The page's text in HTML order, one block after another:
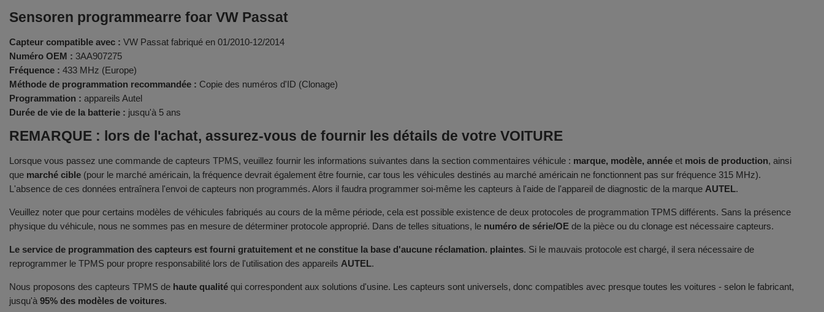
Sensoren programmearre foar VW Passat
Capteur compatible avec : VW Passat fabriqué en 01/2010-12/2014
Numéro OEM : 3AA907275
Fréquence : 433 MHz (Europe)
Méthode de programmation recommandée : Copie des numéros d'ID (Clonage)
Programmation : appareils Autel
Durée de vie de la batterie : jusqu'à 5 ans
REMARQUE : lors de l'achat, assurez-vous de fournir les détails de votre VOITURE
Lorsque vous passez une commande de capteurs TPMS, veuillez fournir les informations suivantes dans la section commentaires véhicule : marque, modèle, année et mois de production, ainsi
que marché cible (pour le marché américain, la fréquence devrait également être fournie, car tous les véhicules destinés au marché américain ne fonctionnent pas sur fréquence 315 MHz).
L'absence de ces données entraînera l'envoi de capteurs non programmés. Alors il faudra programmer soi-même les capteurs à l'aide de l'appareil de diagnostic de la marque AUTEL.
Veuillez noter que pour certains modèles de véhicules fabriqués au cours de la même période, cela est possible existence de deux protocoles de programmation TPMS différents. Sans la présence
physique du véhicule, nous ne sommes pas en mesure de déterminer protocole approprié. Dans de telles situations, le numéro de série/OE de la pièce ou du clonage est nécessaire capteurs.
Le service de programmation des capteurs est fourni gratuitement et ne constitue la base d'aucune réclamation. plaintes. Si le mauvais protocole est chargé, il sera nécessaire de
reprogrammer le TPMS pour propre responsabilité lors de l'utilisation des appareils AUTEL.
Nous proposons des capteurs TPMS de haute qualité qui correspondent aux solutions d'usine. Les capteurs sont universels, donc compatibles avec presque toutes les voitures - selon le fabricant,
jusqu'à 95% des modèles de voitures.